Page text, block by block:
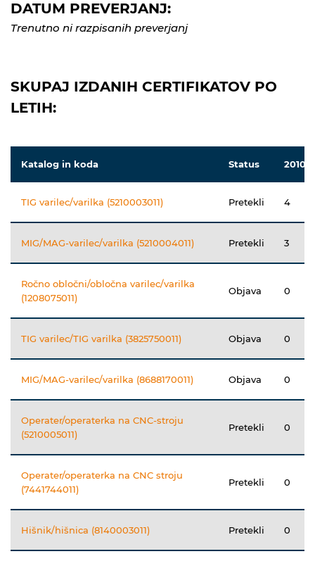
DATUM PREVERJANJ:
Trenutno ni razpisanih preverjanj
SKUPAJ IZDANIH CERTIFIKATOV PO
LETIH:
Katalog in koda Status 2010
TIG varilec/varilka (5210003011) Pretekli 4
MIG/MAG-varilec/varilka (5210004011) Pretekli 3
Ročno obločni/obločna varilec/varilka
(1208075011)
Objava 0
TIG varilec/TIG varilka (3825750011) Objava 0
MIG/MAG-varilec/varilka (8688170011) Objava 0
Operater/operaterka na CNC-stroju
(5210005011)
Pretekli 0
Operater/operaterka na CNC stroju
(7441744011)
Pretekli 0
Hišnik/hišnica (8140003011) Pretekli 0